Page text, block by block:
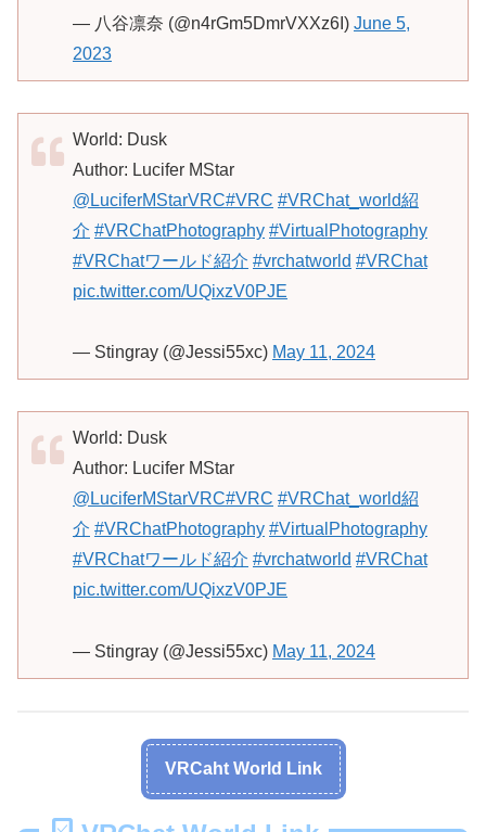
— 八谷凛奈 (@n4rGm5DmrVXXz6I) June 5,
2023
World: Dusk
Author: Lucifer MStar
@LuciferMStarVRC#VRC #VRChat_world紹
介 #VRChatPhotography #VirtualPhotography
#VRChatワールド紹介 #vrchatworld #VRChat
pic.twitter.com/UQixzV0PJE
— Stingray (@Jessi55xc) May 11, 2024
World: Dusk
Author: Lucifer MStar
@LuciferMStarVRC#VRC #VRChat_world紹
介 #VRChatPhotography #VirtualPhotography
#VRChatワールド紹介 #vrchatworld #VRChat
pic.twitter.com/UQixzV0PJE
— Stingray (@Jessi55xc) May 11, 2024
VRCaht World Link